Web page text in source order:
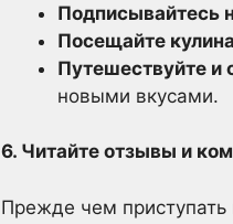
Подписывайтесь
Посещайте
Путешествуйте и
новыми вкусами.
6. Читайте отзывы и
Прежде чем приступать